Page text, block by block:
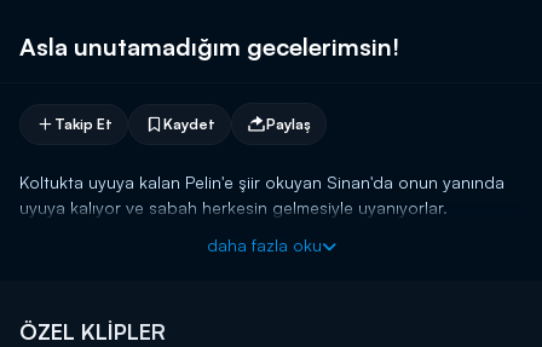
Asla unutamadığım gecelerimsin!
Takip Et Kaydet Paylaş
Koltukta uyuya kalan Pelin'e şiir okuyan Sinan'da onun yanında
uyuya kalıyor ve sabah herkesin gelmesiyle uyanıyorlar.
daha fazla oku
ÖZEL KLİPLER